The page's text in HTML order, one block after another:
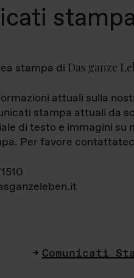
stampa di Das ganze
attuali sulla
stampa attuali da
di testo e immagini su
Per favore
Comunicati